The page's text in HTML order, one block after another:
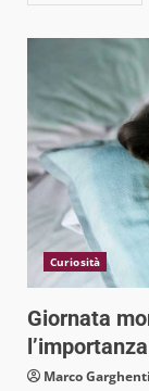
Curiosità
Giornata
Marco